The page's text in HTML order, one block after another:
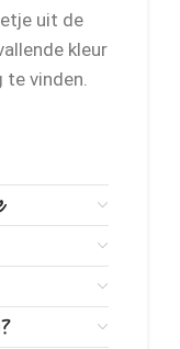
uit de
kleur
te vinden.